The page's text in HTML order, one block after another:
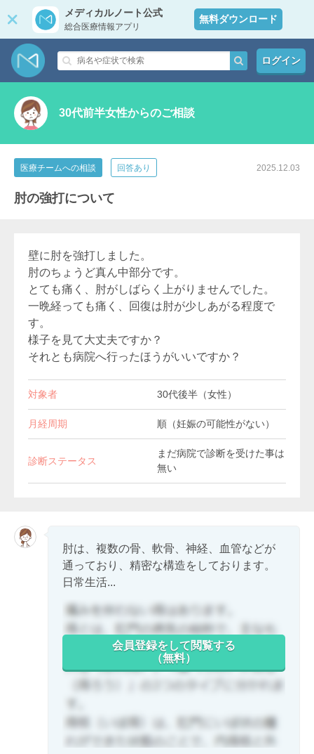
メディカルノート公式
総合医療情報アプリ
無料ダウンロード
ログイン
30代前半女性からのご相談
医療チームへの相談 回答あり 2025.12.03
肘の強打について
壁に肘を強打しました。
肘のちょうど真ん中部分です。
とても痛く、肘がしばらく上がりませんでした。
一晩経っても痛く、回復は肘が少しあがる程度で
す。
様子を見て大丈夫ですか？
それとも病院へ行ったほうがいいですか？
対象者 30代後半（女性）
月経周期 順（妊娠の可能性がない）
診断ステータス
まだ病院で診断を受けた事は
無い
肘は、複数の骨、軟骨、神経、血管などが
通っており、精密な構造をしております。
日常生活...
会員登録をして閲覧する
（無料）